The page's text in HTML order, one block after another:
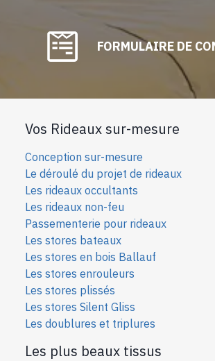
FORMULAIRE DE
Vos Rideaux sur-mesure
Conception sur-mesure
Le déroulé du projet de rideaux
Les rideaux occultants
Les rideaux non-feu
Passementerie pour rideaux
Les stores bateaux
Les stores en bois Ballauf
Les stores enrouleurs
Les stores plissés
Les stores Silent Gliss
Les doublures et triplures
Les plus beaux tissus